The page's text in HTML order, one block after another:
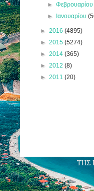
►
► Ιανουαρίου
► 2016 (4895)
► 2015 (5274)
► 2014 (365)
► 2012 (8)
► 2011 (20)